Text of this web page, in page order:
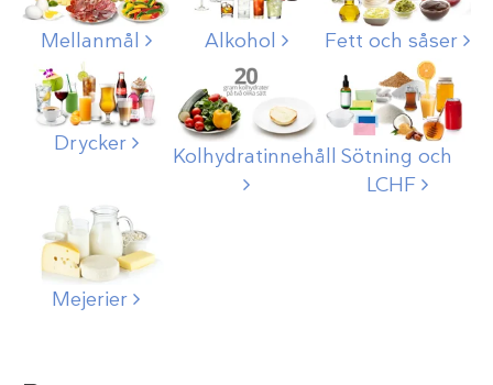
Mellanmål Alkohol Fett och såser
Drycker Kolhydratinnehåll Sötning och
LCHF
Mejerier